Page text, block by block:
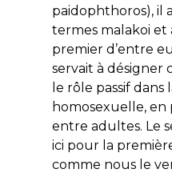
paidophthoros), il
termes malakoi et
premier d’entre
servait à désigner
le rôle passif dans
homosexuelle,
entre adultes. Le
ici pour la
comme nous le